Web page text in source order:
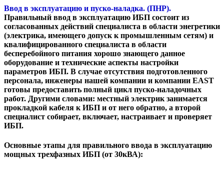
Ввод в эксплуатацию и пуско-наладка. (ПНР).
Правильный ввод в эксплуатацию ИБП состоит из
согласованных действий специалиста в области энегретики
(электрика, имеющего допуск к промышленным сетям) и
квалифицированного специалиста в области
бесперебойного питания хорошо знающего данное
оборудование и технические аспекты настройки
параметров ИБП. В случае отсутствия подготовленного
персонала, инженеры нашей компании и компании EAST
готовы предоставить полный цикл пуско-наладочных
работ. Другими словами: местный электрик занимается
прокладкой кабеля к ИБП и от него обратно, а второй
специалист собирает, включает, настраивает и проверяет
ИБП.
Основные этапы для правильного ввода в эксплуатацию
мощных трехфазных ИБП (от 30кВА):